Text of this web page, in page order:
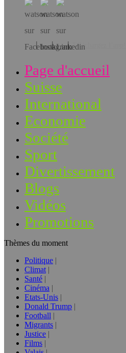
Téléchargez l’app!
Page d'accueil
Suisse
International
Economie
Société
Sport
Divertissement
Blogs
Vidéos
Promotions
Thèmes du moment
Politique
Climat
Santé
Cinéma
Etats-Unis
Donald Trump
Football
Migrants
Justice
Films